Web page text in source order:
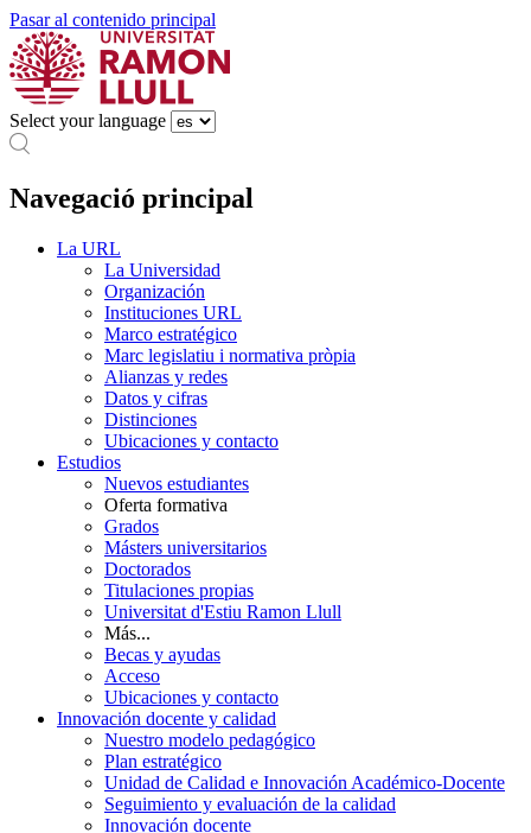
Pasar al contenido principal
Select your language
Navegació principal
La URL
La Universidad
Organización
Instituciones URL
Marco estratégico
Marc legislatiu i normativa pròpia
Alianzas y redes
Datos y cifras
Distinciones
Ubicaciones y contacto
Estudios
Nuevos estudiantes
Oferta formativa
Grados
Másters universitarios
Doctorados
Titulaciones propias
Universitat d'Estiu Ramon Llull
Más...
Becas y ayudas
Acceso
Ubicaciones y contacto
Innovación docente y calidad
Nuestro modelo pedagógico
Plan estratégico
Unidad de Calidad e Innovación Académico-Docente
Seguimiento y evaluación de la calidad
Innovación docente